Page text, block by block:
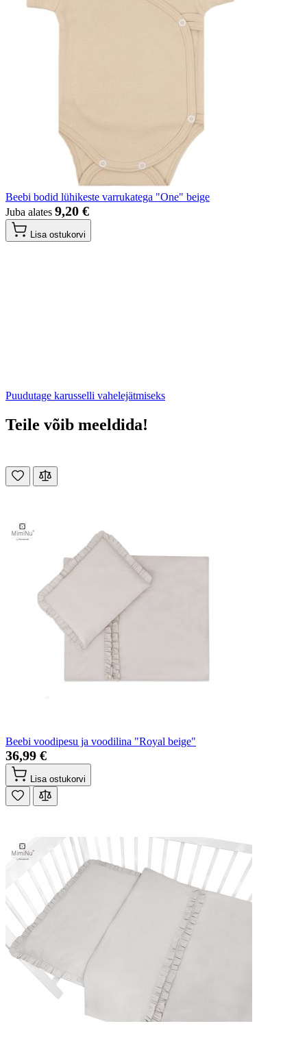
Beebi bodid lühikeste varrukatega "One" beige
Juba alates 9,20 €
Lisa ostukorvi
Puudutage karusselli vahelejätmiseks
Teile võib meeldida!
Beebi voodipesu ja voodilina "Royal beige"
36,99 €
Lisa ostukorvi